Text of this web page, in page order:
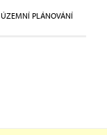
ÚZEMNÍ PLÁNOVÁNÍ